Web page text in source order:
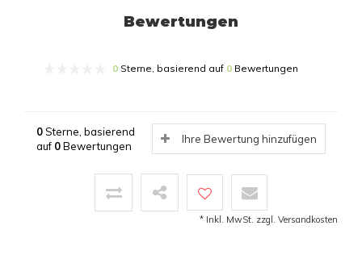
Bewertungen
0 Sterne, basierend auf 0 Bewertungen
0Sterne, basierend
auf 0Bewertungen
Ihre Bewertung hinzufügen
* Inkl. MwSt. zzgl. Versandkosten